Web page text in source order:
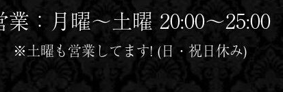
業：月曜〜土曜 20:00〜25:00
※土曜も営業してます! (日・祝日休み)